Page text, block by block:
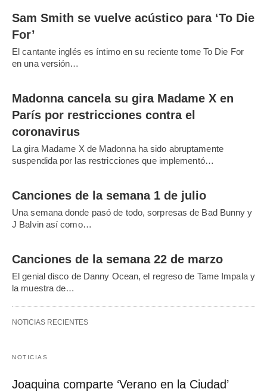
Sam Smith se vuelve acústico para ‘To Die
For’
El cantante inglés es íntimo en su reciente tome To Die For
en una versión…
Madonna cancela su gira Madame X en
París por restricciones contra el
coronavirus
La gira Madame X de Madonna ha sido abruptamente
suspendida por las restricciones que implementó…
Canciones de la semana 1 de julio
Una semana donde pasó de todo, sorpresas de Bad Bunny y
J Balvin así como…
Canciones de la semana 22 de marzo
El genial disco de Danny Ocean, el regreso de Tame Impala y
la muestra de…
NOTICIAS RECIENTES
NOTICIAS
Joaquina comparte ‘Verano en la Ciudad’